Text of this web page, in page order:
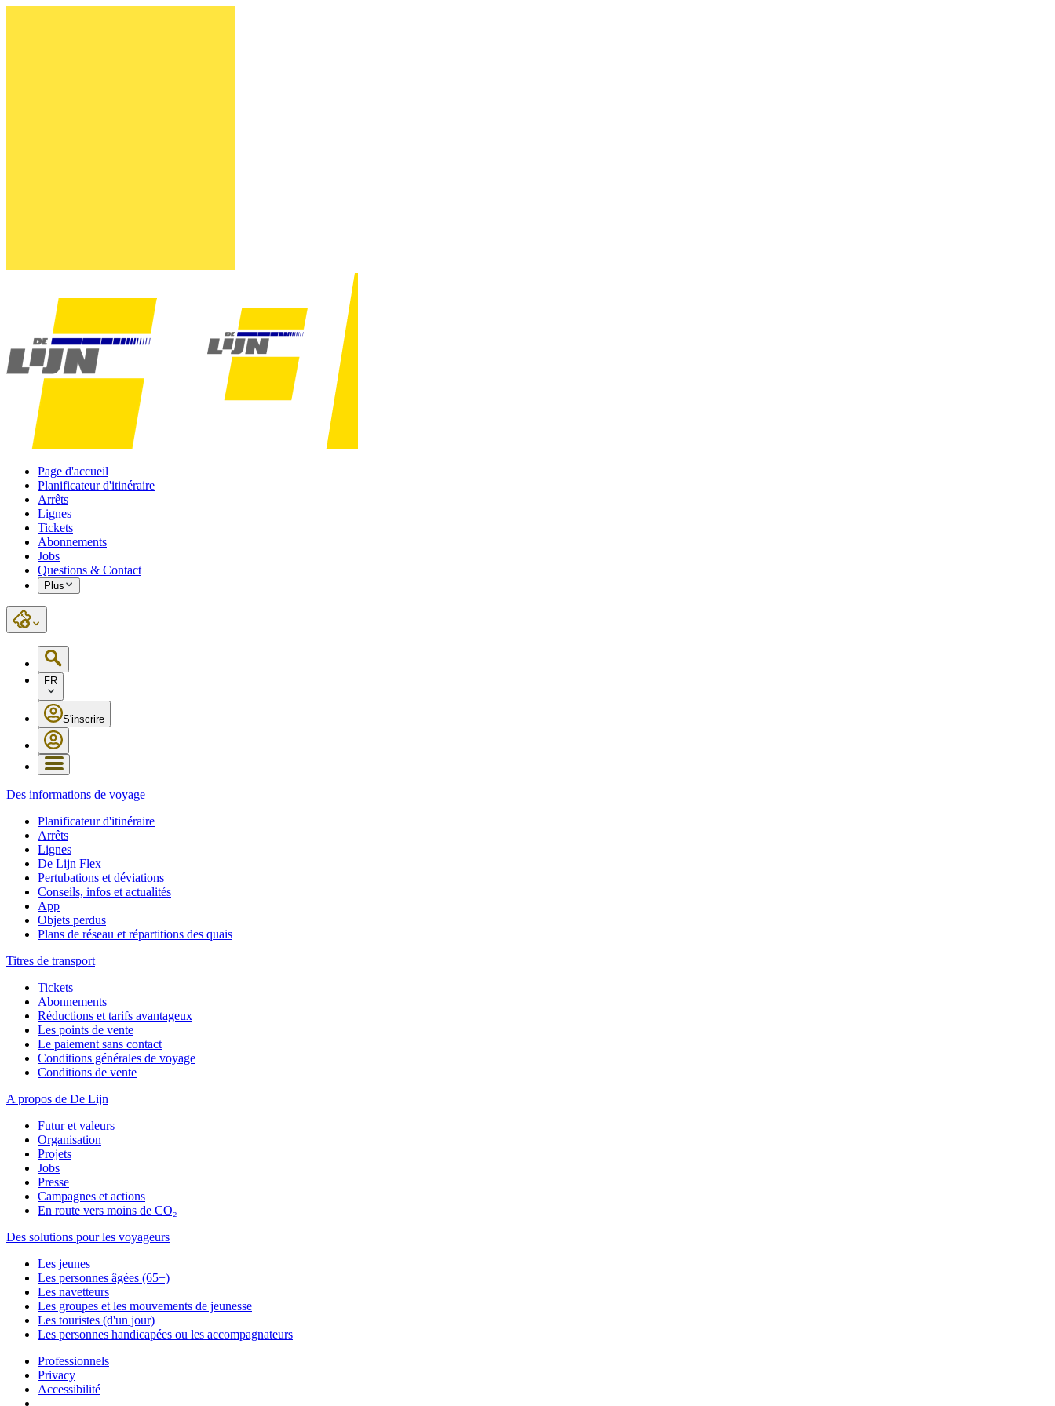
Page d'accueil
Planificateur d'itinéraire
Arrêts
Lignes
Tickets
Abonnements
Jobs
Questions & Contact
Plus
FR
S'inscrire
Des informations de voyage
Planificateur d'itinéraire
Arrêts
Lignes
De Lijn Flex
Pertubations et déviations
Conseils, infos et actualités
App
Objets perdus
Plans de réseau et répartitions des quais
Titres de transport
Tickets
Abonnements
Réductions et tarifs avantageux
Les points de vente
Le paiement sans contact
Conditions générales de voyage
Conditions de vente
A propos de De Lijn
Futur et valeurs
Organisation
Projets
Jobs
Presse
Campagnes et actions
En route vers moins de CO₂
Des solutions pour les voyageurs
Les jeunes
Les personnes âgées (65+)
Les navetteurs
Les groupes et les mouvements de jeunesse
Les touristes (d'un jour)
Les personnes handicapées ou les accompagnateurs
Professionnels
Privacy
Accessibilité